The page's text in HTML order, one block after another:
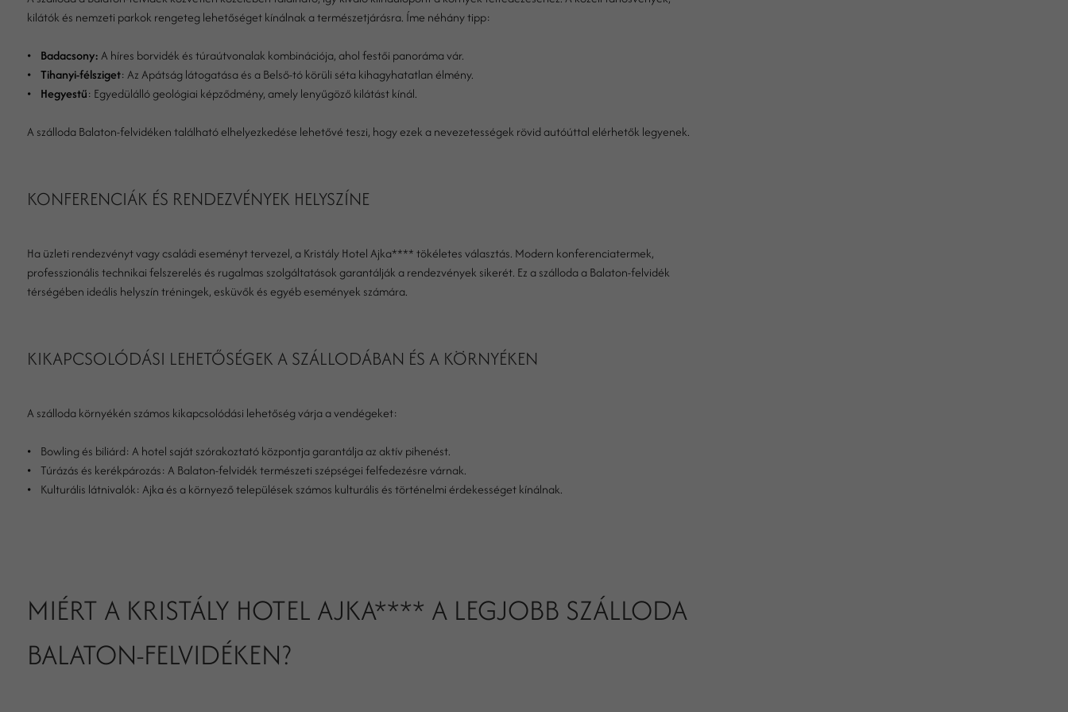
kilátók és nemzeti parkok rengeteg lehetőséget kínálnak a természetjárásra. Íme néhány tipp:
• Badacsony:A híres borvidék és túraútvonalak kombinációja, ahol festői panoráma vár.
• Tihanyi-félsziget: Az Apátság látogatása és a Belső-tó körüli séta kihagyhatatlan élmény.
• Hegyestű: Egyedülálló geológiai képződmény, amely lenyűgöző kilátást kínál.
A szálloda Balaton-felvidéken található elhelyezkedése lehetővé teszi, hogy ezek a nevezetességek rövid autóúttal elérhetők legyenek.
KONFERENCIÁK ÉS RENDEZVÉNYEK HELYSZÍNE
Ha üzleti rendezvényt vagy családi eseményt tervezel, a Kristály Hotel Ajka**** tökéletes választás. Modern konferenciatermek,
professzionális technikai felszerelés és rugalmas szolgáltatások garantálják a rendezvények sikerét. Ez a szálloda a Balaton-felvidék
térségében ideális helyszín tréningek, esküvők és egyéb események számára.
KIKAPCSOLÓDÁSI LEHETŐSÉGEK A SZÁLLODÁBAN ÉS A KÖRNYÉKEN
A szálloda környékén számos kikapcsolódási lehetőség várja a vendégeket:
• Bowling és biliárd: A hotel saját szórakoztató központja garantálja az aktív pihenést.
• Túrázás és kerékpározás: A Balaton-felvidék természeti szépségei felfedezésre várnak.
• Kulturális látnivalók: Ajka és a környező települések számos kulturális és történelmi érdekességet kínálnak.
MIÉRT A KRISTÁLY HOTEL AJKA**** A LEGJOBB SZÁLLODA
BALATON-FELVIDÉKEN?